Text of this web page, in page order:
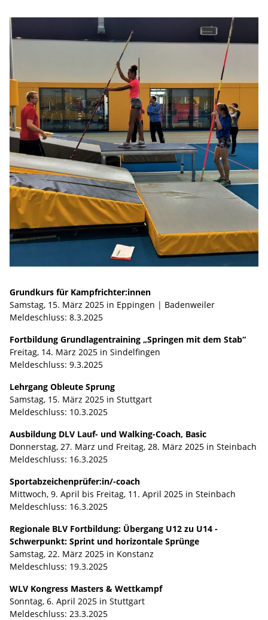
Grundkurs für Kampfrichter:innen
Samstag, 15. März 2025 in Eppingen | Badenweiler
Meldeschluss: 8.3.2025
Fortbildung Grundlagentraining „Springen mit dem Stab“
Freitag, 14. März 2025 in Sindelfingen
Meldeschluss: 9.3.2025
Lehrgang Obleute Sprung
Samstag, 15. März 2025 in Stuttgart
Meldeschluss: 10.3.2025
Ausbildung DLV Lauf- und Walking-Coach, Basic
Donnerstag, 27. März und Freitag, 28. März 2025 in Steinbach
Meldeschluss: 16.3.2025
Sportabzeichenprüfer:in/-coach
Mittwoch, 9. April bis Freitag, 11. April 2025 in Steinbach
Meldeschluss: 16.3.2025
Regionale BLV Fortbildung: Übergang U12 zu U14 -
Schwerpunkt: Sprint und horizontale Sprünge
Samstag, 22. März 2025 in Konstanz
Meldeschluss: 19.3.2025
WLV Kongress Masters & Wettkampf
Sonntag, 6. April 2025 in Stuttgart
Meldeschluss: 23.3.2025